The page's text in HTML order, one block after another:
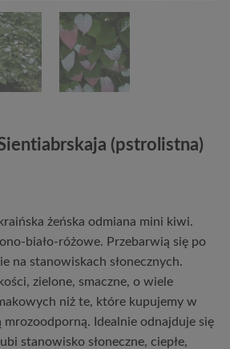
(pstrolistna)
żeńska odmiana mini kiwi.
biało-różowe. Przebarwią się po
na stanowiskach słonecznych.
zielone, smaczne, o wiele
niż te, które kupujemy w
mrozoodporną. Idealnie odnajduje się
stanowisko słoneczne, ciepłe,